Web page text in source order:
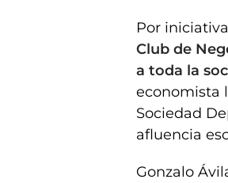
Por
Club de
a toda la
economista
Sociedad
afluencia
Gonzalo